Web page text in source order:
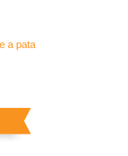
a pata